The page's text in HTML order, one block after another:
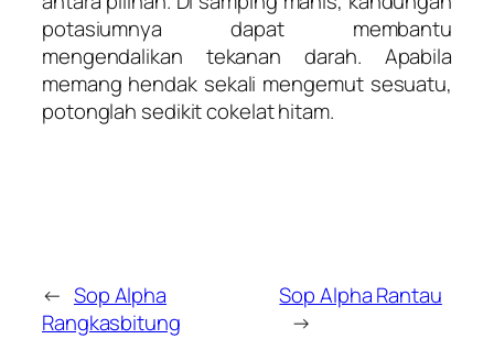
potasiumnya dapat membantu
mengendalikan tekanan darah. Apabila
memang hendak sekali mengemut sesuatu,
potonglah sedikit cokelat hitam.
← Sop Alpha
Rangkasbitung
Sop Alpha Rantau
→